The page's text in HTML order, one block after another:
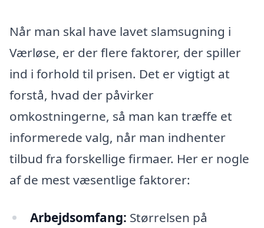
Når man skal have lavet slamsugning i
Værløse, er der flere faktorer, der spiller
ind i forhold til prisen. Det er vigtigt at
forstå, hvad der påvirker
omkostningerne, så man kan træffe et
informerede valg, når man indhenter
tilbud fra forskellige firmaer. Her er nogle
af de mest væsentlige faktorer:
Arbejdsomfang: Størrelsen på